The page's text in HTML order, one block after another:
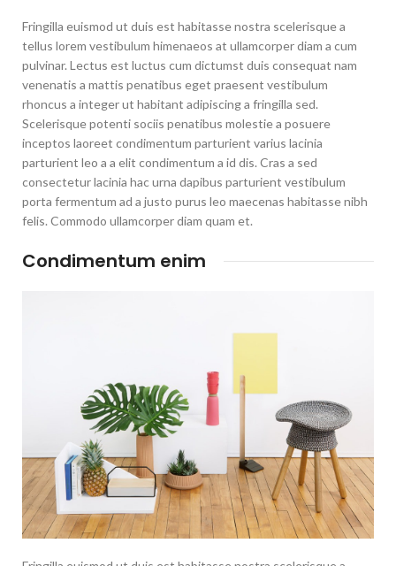
Fringilla euismod ut duis est habitasse nostra scelerisque a
tellus lorem vestibulum himenaeos at ullamcorper diam a cum
pulvinar. Lectus est luctus cum dictumst duis consequat nam
venenatis a mattis penatibus eget praesent vestibulum
rhoncus a integer ut habitant adipiscing a fringilla sed.
Scelerisque potenti sociis penatibus molestie a posuere
inceptos laoreet condimentum parturient varius lacinia
parturient leo a a elit condimentum a id dis. Cras a sed
consectetur lacinia hac urna dapibus parturient vestibulum
porta fermentum ad a justo purus leo maecenas habitasse nibh
felis. Commodo ullamcorper diam quam et.
Condimentum enim